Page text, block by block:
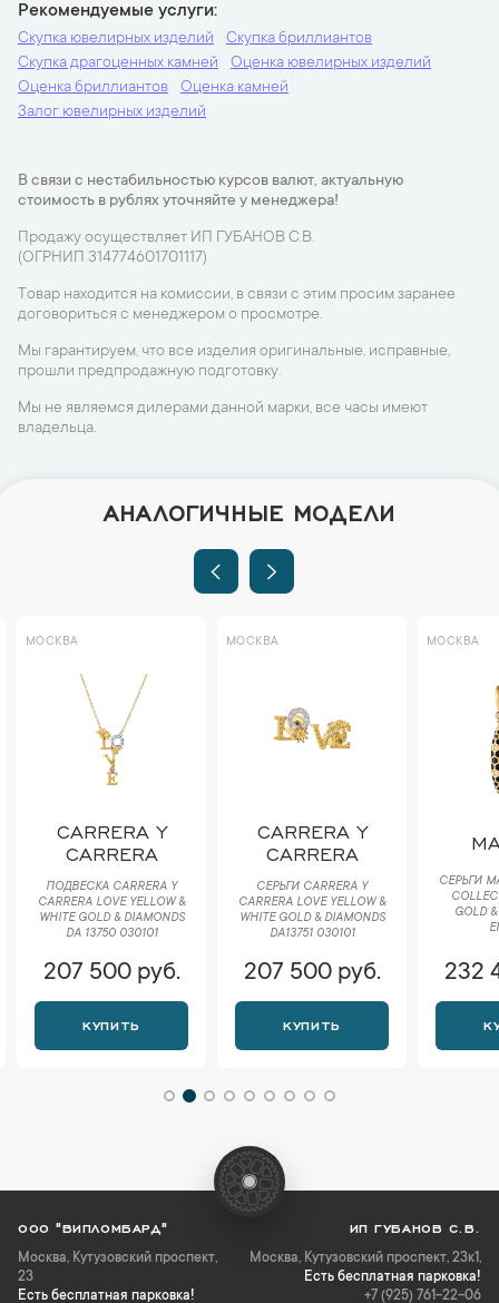
Рекомендуемые услуги
Скупка ювелирных изделий
Скупка бриллиантов
Скупка драгоценных камней
Оценка ювелирных изделий
Оценка бриллиантов
Оценка камней
Залог ювелирных изделий
В связи с нестабильностью курсов валют, актуальную
стоимость в рублях уточняйте у менеджера!
Продажу осуществляет ИП ГУБАНОВ С.В.
(ОГРНИП 314774601701117)
Товар находится на комиссии, в связи с этим просим заранее
договориться с менеджером о просмотре.
Мы гарантируем, что все изделия оригинальные, исправные,
прошли предпродажную подготовку.
Мы не являемся дилерами данной марки, все часы имеют
владельца.
АНАЛОГИЧНЫЕ МОДЕЛИ
МОСКВА
CARRERA Y
CARRERA
ПОДВЕСКА CARRERA Y
CARRERA LOVE YELLOW &
WHITE GOLD & DIAMONDS
DA 13750 030101
207 500 руб.
КУПИТЬ
МОСКВА
CARRERA Y
CARRERA
СЕРЬГИ CARRERA Y
CARRERA LOVE YELLOW &
WHITE GOLD & DIAMONDS
DA13751 030101
207 500 руб.
КУПИТЬ
МОСКВА
СЕРЬГИ
GOLD
232
ООО "ВИПЛОМБАРД"
Москва, Кутузовский проспект,
23
Есть бесплатная парковка!
ИП ГУБАНОВ С.В.
Москва, Кутузовский проспект, 23к1,
Есть бесплатная парковка!
+7 (925) 761-22-06